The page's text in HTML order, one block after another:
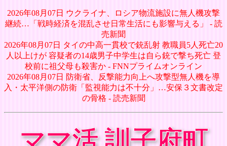
2026年08月07日 ウクライナ、ロシア物流施設に無人機攻撃
継続…「戦時経済を混乱させ日常生活にも影響与える」 - 読
売新聞
2026年08月07日 タイの中高一貫校で銃乱射 教職員5人死亡20
人以上けが 容疑者の14歳男子中学生は自ら銃で撃ち死亡 登
校前に祖父母も殺害か - FNNプライムオンライン
2026年08月07日 防衛省、反撃能力向上へ攻撃型無人機を導
入・太平洋側の防衛「監視能力は不十分」…安保３文書改定
の骨格 - 読売新聞